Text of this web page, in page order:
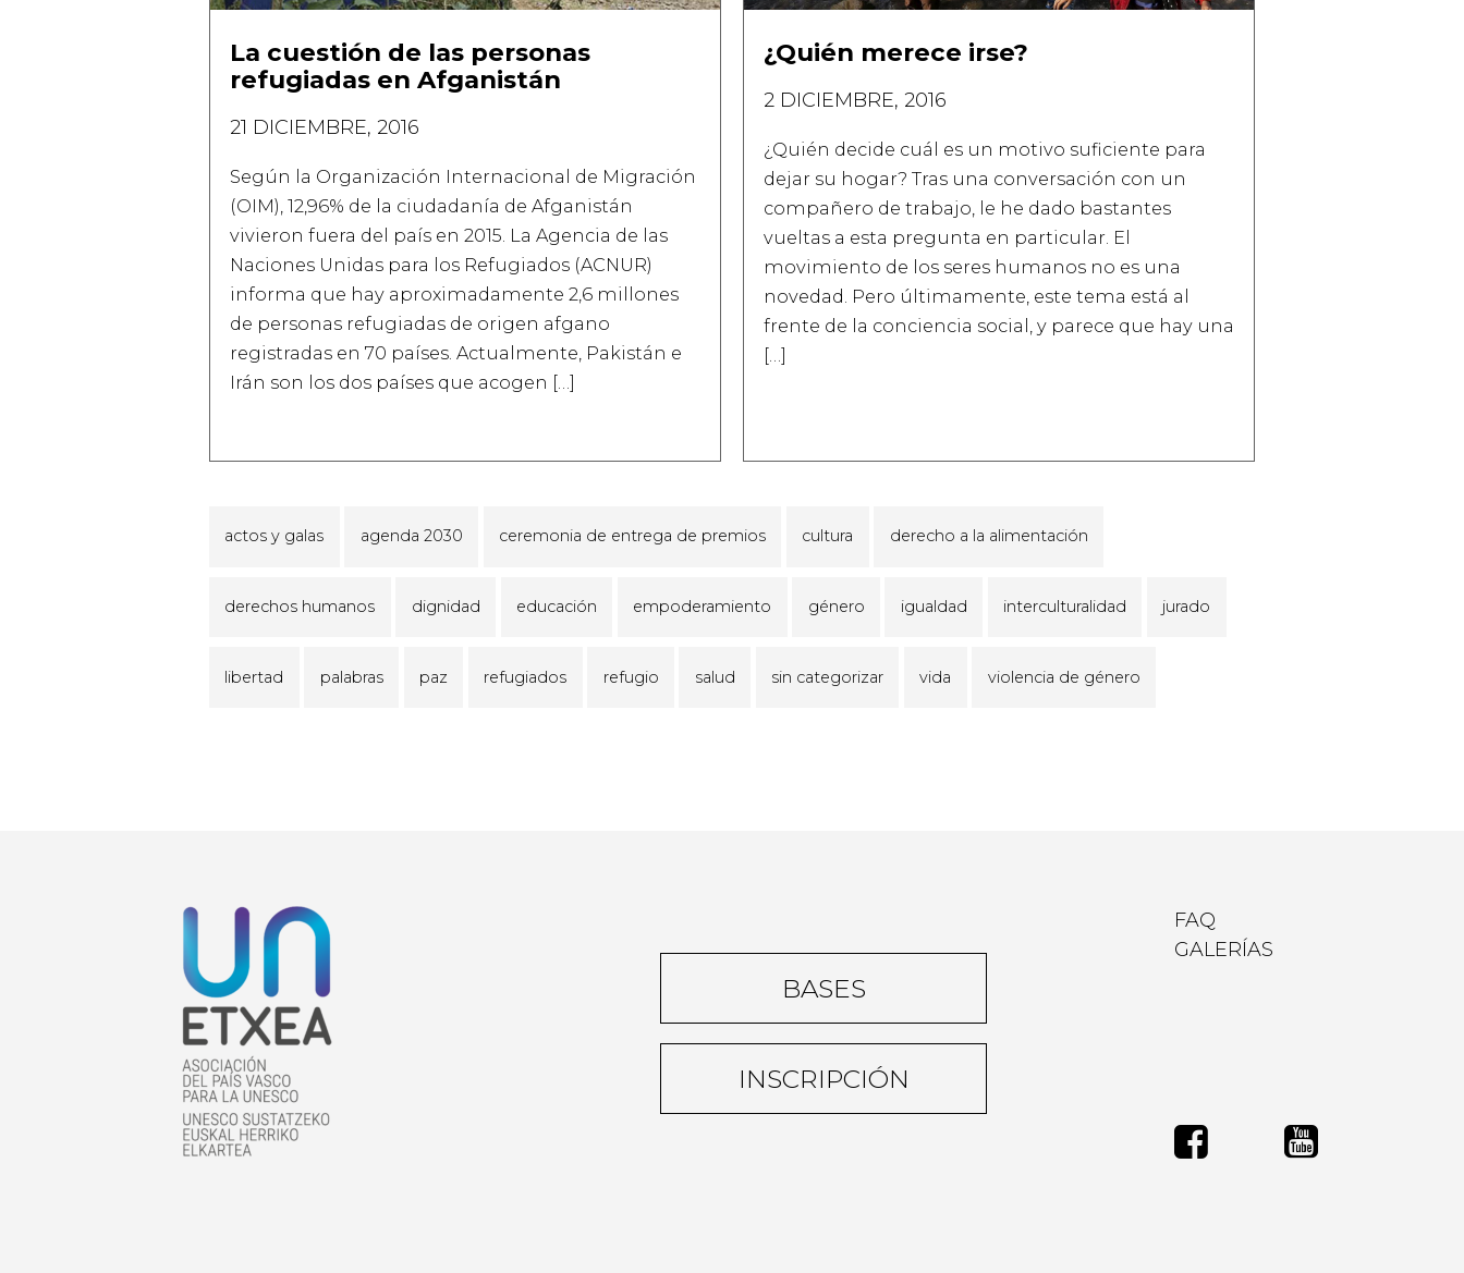
La cuestión de las personas
refugiadas en Afganistán
21 DICIEMBRE, 2016
Según la Organización Internacional de Migración
(OIM), 12,96% de la ciudadanía de Afganistán
vivieron fuera del país en 2015. La Agencia de las
Naciones Unidas para los Refugiados (ACNUR)
informa que hay aproximadamente 2,6 millones
de personas refugiadas de origen afgano
registradas en 70 países. Actualmente, Pakistán e
Irán son los dos países que acogen […]
¿Quién merece irse?
2 DICIEMBRE, 2016
¿Quién decide cuál es un motivo suficiente para
dejar su hogar? Tras una conversación con un
compañero de trabajo, le he dado bastantes
vueltas a esta pregunta en particular. El
movimiento de los seres humanos no es una
novedad. Pero últimamente, este tema está al
frente de la conciencia social, y parece que hay una
[…]
actos y galas agenda 2030 ceremonia de entrega de premios cultura derecho a la alimentación
derechos humanos dignidad educación empoderamiento género igualdad interculturalidad jurado
libertad palabras paz refugiados refugio salud sin categorizar vida violencia de género
BASES
INSCRIPCIÓN
FAQ
GALERÍAS